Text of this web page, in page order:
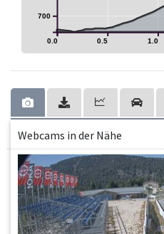
0.0 0.5 1.0
700
Webcams in der Nähe